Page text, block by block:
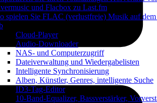
und Flacbox zu Last.fm
spielen Sie FLAC (verlustfreie) Musik auf
Cloud-Player
Audio-Downloader
NAS- und Computerzugriff
Dateiverwaltung und Wiedergabelisten
Intelligente Synchronisierung
Alben, Künstler, Genres, intelligente Suche
ID3-Tag-Editor
10-Band-Equalizer, Bassverstärker,